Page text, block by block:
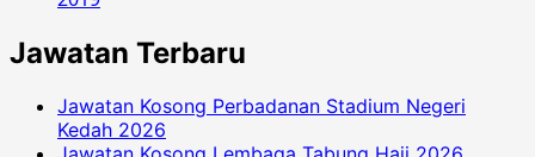
Jawatan Terbaru
Jawatan Kosong Perbadanan Stadium Negeri
Kedah 2026